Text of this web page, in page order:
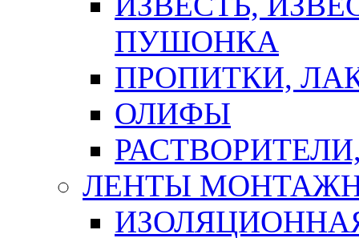
ПУШОНКА
ПРОПИТКИ,
ОЛИФЫ
ЛЕНТЫ